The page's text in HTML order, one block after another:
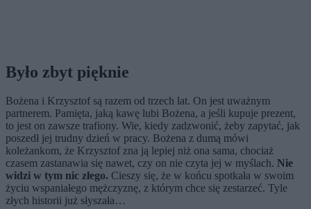
Było zbyt pięknie
Bożena i Krzysztof są razem od trzech lat. On jest uważnym
partnerem. Pamięta, jaką kawę lubi Bożena, a jeśli kupuje prezent,
to jest on zawsze trafiony. Wie, kiedy zadzwonić, żeby zapytać, jak
poszedł jej trudny dzień w pracy. Bożena z dumą mówi
koleżankom, że Krzysztof zna ją lepiej niż ona sama, chociaż
czasem zastanawia się nawet, czy on nie czyta jej w myślach. Nie
widzi w tym nic złego. Cieszy się, że w końcu spotkała w swoim
życiu wspaniałego mężczyznę, z którym chce się zestarzeć. Tyle
złych historii już słyszała…